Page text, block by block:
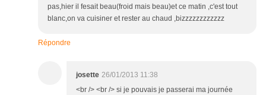
pas,hier il fesait beau(froid mais beau)et ce matin ,c'est tout
blanc,on va cuisiner et rester au chaud ,bizzzzzzzzzzzz
Répondre
josette 26/01/2013 11:38
<br /> <br /> si je pouvais je passerai ma journée